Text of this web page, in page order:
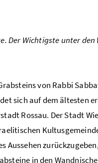
Der Wichtigste unter den
von Rabbi
sich auf dem ältesten
Rossau. Der Stadt
Aussehen
in den